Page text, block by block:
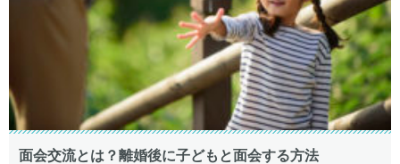
面会交流とは？離婚後に子どもと面会する方法